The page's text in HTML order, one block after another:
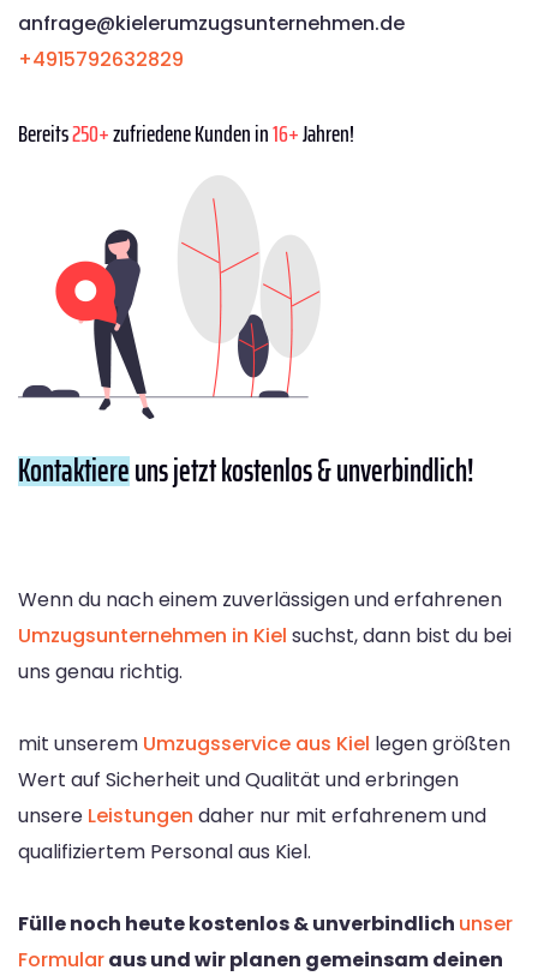
anfrage@kielerumzugsunternehmen.de
+4915792632829
Bereits250+zufriedene Kunden in16+Jahren!
Kontaktiereuns jetzt kostenlos & unverbindlich!
Wenn du nach einem zuverlässigen und erfahrenen
Umzugsunternehmen in Kiel suchst, dann bist du bei
uns genau richtig.
mit unserem Umzugsservice aus Kiel legen größten
Wert auf Sicherheit und Qualität und erbringen
unsere Leistungen daher nur mit erfahrenem und
qualifiziertem Personal aus Kiel.
Fülle noch heute kostenlos & unverbindlich unser
Formularaus und wir planen gemeinsam deinen